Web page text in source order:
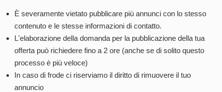
È severamente vietato pubblicare più annunci con lo stesso
contenuto e le stesse informazioni di contatto.
L'elaborazione della domanda per la pubblicazione della tua
offerta può richiedere fino a 2 ore (anche se di solito questo
processo è più veloce)
In caso di frode ci riserviamo il diritto di rimuovere il tuo
annuncio